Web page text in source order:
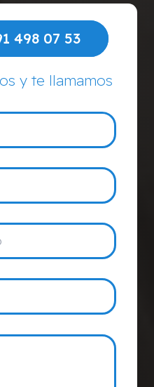
498 07 53
y te llamamos